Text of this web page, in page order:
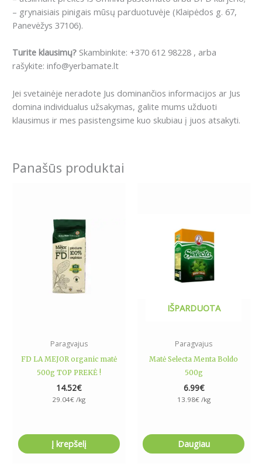
– grynaisiais pinigais mūsų parduotuvėje (Klaipėdos g. 67,
Panevėžys 37106).
Turite klausimų? Skambinkite: +370 612 98228 , arba
rašykite: info@yerbamate.lt
Jei svetainėje neradote Jus dominančios informacijos ar Jus
domina individualus užsakymas, galite mums užduoti
klausimus ir mes pasistengsime kuo skubiau į juos atsakyti.
Panašūs produktai
Paragvajus
FD LA MEJOR organic matė
500g TOP PREKĖ !
14.52€
29.04€ /kg
Į krepšelį
IŠPARDUOTA
Paragvajus
Matė Selecta Menta Boldo
500g
6.99€
13.98€/kg
Daugiau